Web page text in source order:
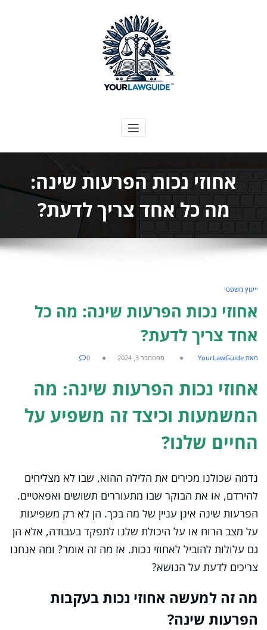
המדריך המשפטי שלך
אחוזי נכות הפרעות שינה:
מה כל אחד צריך לדעת?
ייעוץ משפטי
אחוזי נכות הפרעות שינה: מה כל
אחד צריך לדעת?
מאת YourLawGuide ספטמבר 3, 2024 0
אחוזי נכות הפרעות שינה: מה
המשמעות וכיצד זה משפיע על
החיים שלנו?
נדמה שכולנו מכירים את הלילה ההוא, שבו לא מצליחים
להירדם, או את הבוקר שבו מתעוררים תשושים ואפאטיים.
הפרעות שינה אינן עניין של מה בכך. הן לא רק משפיעות
על מצב הרוח או על היכולת שלנו לתפקד בעבודה, אלא הן
גם עלולות להוביל לאחוזי נכות. אז מה זה אומר? ומה אנחנו
צריכים לדעת על הנושא?
מה זה למעשה אחוזי נכות בעקבות
הפרעות שינה?